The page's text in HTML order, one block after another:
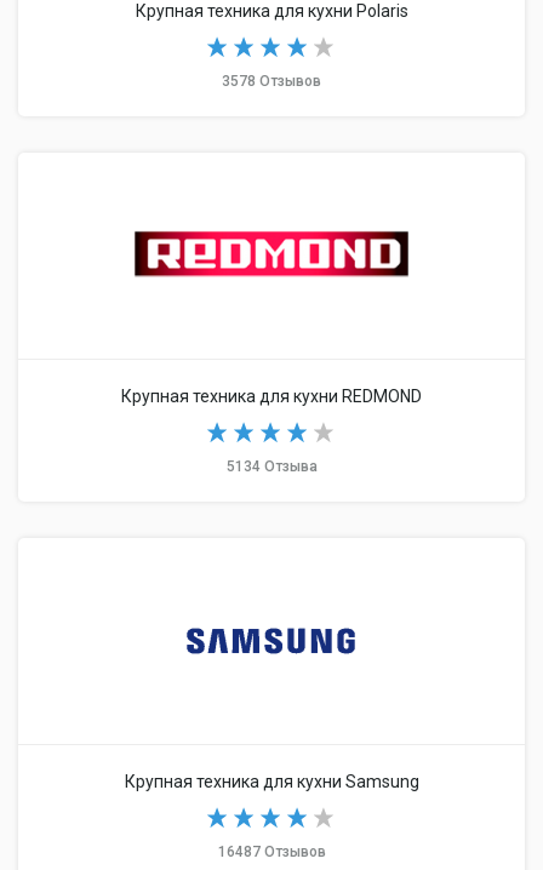
Крупная техника для кухни Polaris
3578 Отзывов
Крупная техника для кухни REDMOND
5134 Отзыва
Крупная техника для кухни Samsung
16487 Отзывов